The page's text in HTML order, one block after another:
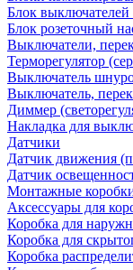
Блок выключателей
Блок розеточный
Выключатели,
Терморегулятор
Выключатель
Выключатель,
Диммер
Накладка для
Датчики
Датчик движения
Датчик
Монтажные
Аксессуары для
Коробка для
Коробка для
Коробка